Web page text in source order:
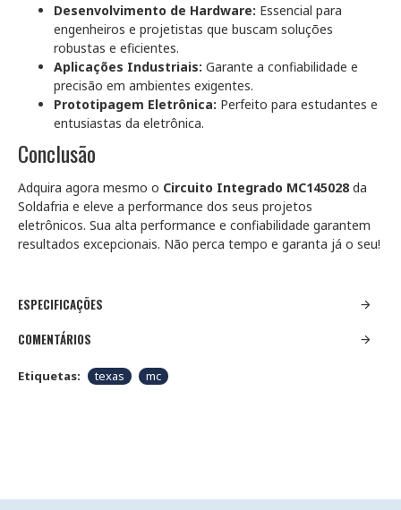
Desenvolvimento de Hardware: Essencial para
engenheiros e projetistas que buscam soluções
robustas e eficientes.
Aplicações Industriais: Garante a confiabilidade e
precisão em ambientes exigentes.
Prototipagem Eletrônica: Perfeito para estudantes e
entusiastas da eletrônica.
Conclusão
Adquira agora mesmo o Circuito Integrado MC145028da
Soldafria e eleve a performance dos seus projetos
eletrônicos. Sua alta performance e confiabilidade garantem
resultados excepcionais. Não perca tempo e garanta já o seu!
ESPECIFICAÇÕES
COMENTÁRIOS
Etiquetas: texas mc